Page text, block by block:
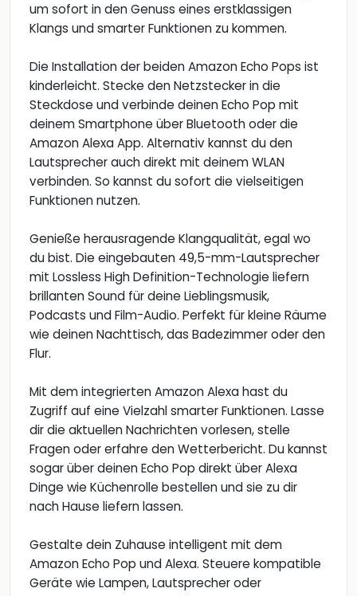
um sofort in den Genuss eines erstklassigen
Klangs und smarter Funktionen zu kommen.
Die Installation der beiden Amazon Echo Pops ist
kinderleicht. Stecke den Netzstecker in die
Steckdose und verbinde deinen Echo Pop mit
deinem Smartphone über Bluetooth oder die
Amazon Alexa App. Alternativ kannst du den
Lautsprecher auch direkt mit deinem WLAN
verbinden. So kannst du sofort die vielseitigen
Funktionen nutzen.
Genieße herausragende Klangqualität, egal wo
du bist. Die eingebauten 49,5-mm-Lautsprecher
mit Lossless High Definition-Technologie liefern
brillanten Sound für deine Lieblingsmusik,
Podcasts und Film-Audio. Perfekt für kleine Räume
wie deinen Nachttisch, das Badezimmer oder den
Flur.
Mit dem integrierten Amazon Alexa hast du
Zugriff auf eine Vielzahl smarter Funktionen. Lasse
dir die aktuellen Nachrichten vorlesen, stelle
Fragen oder erfahre den Wetterbericht. Du kannst
sogar über deinen Echo Pop direkt über Alexa
Dinge wie Küchenrolle bestellen und sie zu dir
nach Hause liefern lassen.
Gestalte dein Zuhause intelligent mit dem
Amazon Echo Pop und Alexa. Steuere kompatible
Geräte wie Lampen, Lautsprecher oder